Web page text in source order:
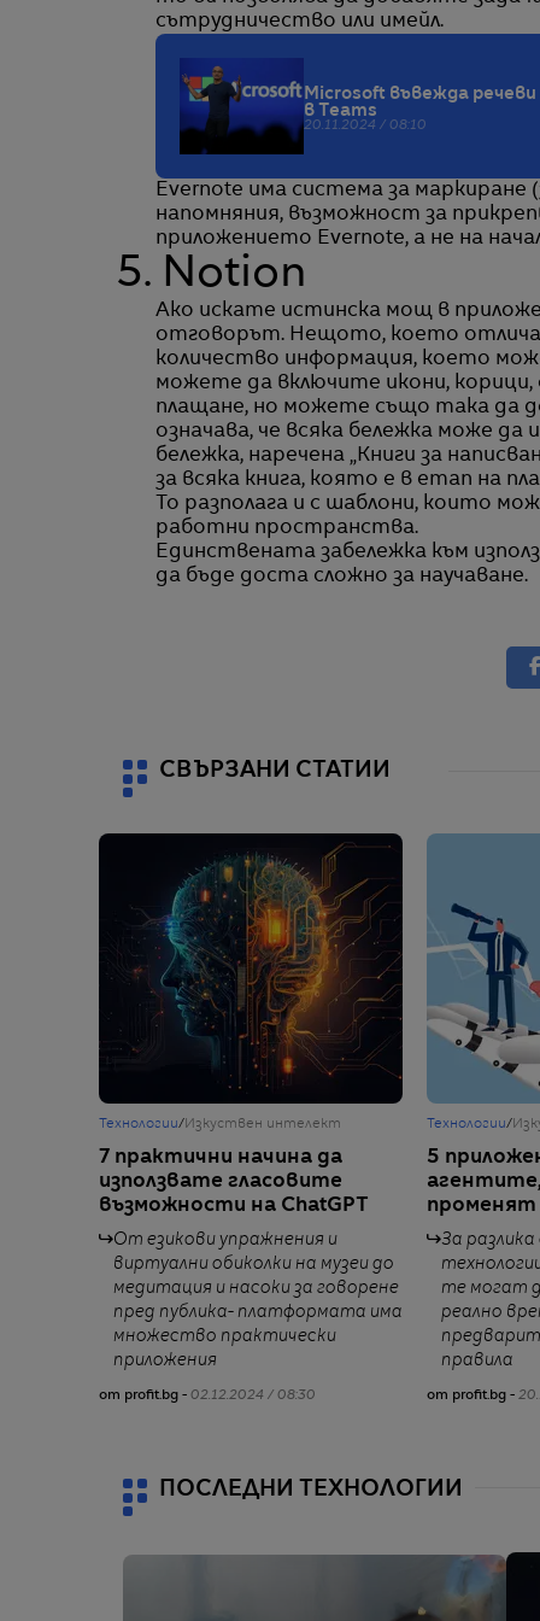
сътрудничество или имейл.
Microsoft въвежда речеви
в Teams
20.11.2024 / 08:10
Evernote има система за
напомняния, възможност за
приложението Evernote, а не на
5. Notion
Ако искате истинска мощ в
отговорът. Нещото, което
количество информация, което
можете да включите икони, корици,
плащане, но можете също така да
означава, че всяка бележка може
бележка, наречена „Книги за
за всяка книга, която е в етап на
То разполага и с шаблони, които
работни пространства.
Единствената забележка към
да бъде доста сложно за научаване.
СВЪРЗАНИ СТАТИИ
Технологии/Изкуствен интелект
7 практични начина да
използвате гласовите
възможности на ChatGPT
От езикови упражнения и
виртуални обиколки на музеи до
медитация и насоки за говорене
пред публика- платформата има
множество практически
приложения
от profit.bg - 02.12.2024 / 08:30
Технологии/
5
променят
За
те могат
реално
правила
от profit.bg -
ПОСЛЕДНИ ТЕХНОЛОГИИ